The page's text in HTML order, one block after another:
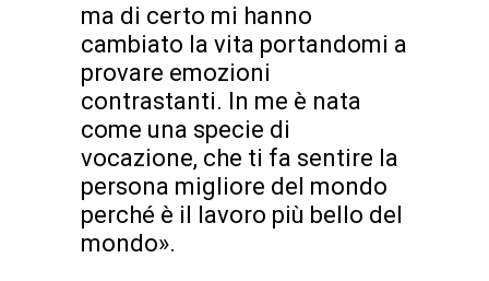
ma di certo mi hanno
cambiato la vita portandomi a
provare emozioni
contrastanti. In me è nata
come una specie di
vocazione, che ti fa sentire la
persona migliore del mondo
perché è il lavoro più bello del
mondo».